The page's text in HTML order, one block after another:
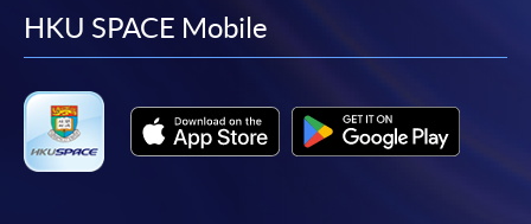
快與 閣下聯絡。
程/科目只可提交一次申請。
在網上報名過程中，付款成功後，網頁將顯示付款
確認。另外，確認電子郵件亦會發送到 閣下的電
facebook
youtube
linkedin
HKU SPACE Mobile